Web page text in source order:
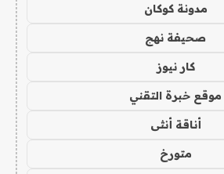
مدونة كوكان
صحيفة نهج
كار نيوز
موقع خبرة التقني
أناقة أنثى
متورخ